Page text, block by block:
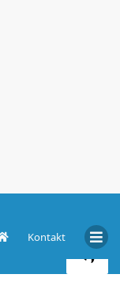
Kontakt